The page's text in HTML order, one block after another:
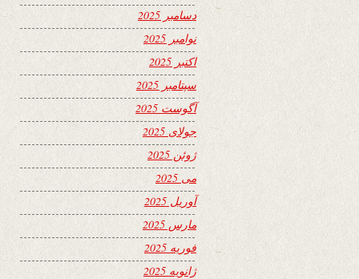
دسامبر 2025
نوامبر 2025
اکتبر 2025
سپتامبر 2025
آگوست 2025
جولای 2025
ژوئن 2025
می 2025
آوریل 2025
مارس 2025
فوریه 2025
ژانویه 2025